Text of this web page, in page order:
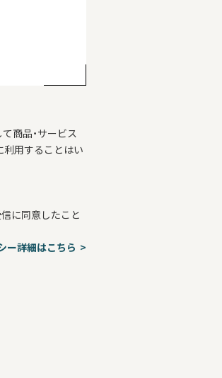
商品・サービス
利用することはい
に同意したこと
ー詳細はこちら